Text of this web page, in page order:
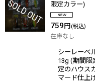
限定カラー)
759 円 (税込)
在庫なし
シーレーベ
13g (期間限
定のハウス
マード仕上